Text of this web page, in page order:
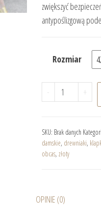
zwiększyć
antypoślizgową
Rozmiar
- ilość +
SKU: Brak danych
damskie, drewniaki,
obcas, złoty
OPINIE (0)